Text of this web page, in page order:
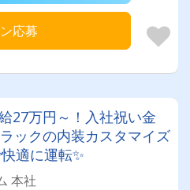
応募
27万円～！入社祝い金
ックの内装カスタマイズ
適に運転✨
本社